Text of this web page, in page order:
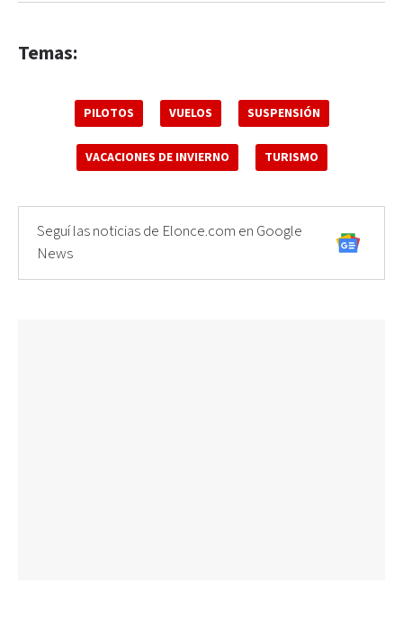
Temas:
PILOTOS VUELOS SUSPENSIÓN
VACACIONES DE INVIERNO TURISMO
Seguí las noticias de Elonce.com en Google
News